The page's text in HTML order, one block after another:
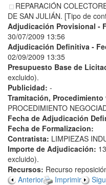
REPARACIÓN
DE SAN JULIÁN. [Tipo de
Adjudicación Provisional -
30/07/2009 13:56
Adjudicación Definitiva -
02/09/2009 13:35
Presupuesto Base de
excluido).
Publicidad: -
Tramitación,
PROCEDIMIENTO
Fecha de Adjudicación
Fecha de Formalizacion:
Contratista: LIMPIEZAS
Importe de Adjudicación:
excluido).
Recursos: Recurso
Anterior
Imprimir